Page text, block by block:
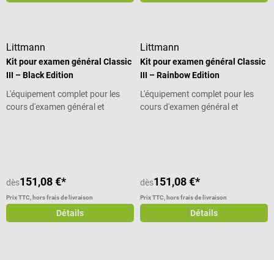
Littmann
Kit pour examen général Classic
III – Black Edition
L'équipement complet pour les
cours d'examen général et
dès151,08 €*
Prix TTC, hors frais de livraison
Détails
Littmann
Kit pour examen général Classic
III – Rainbow Edition
L'équipement complet pour les
cours d'examen général et
dès151,08 €*
Prix TTC, hors frais de livraison
Détails